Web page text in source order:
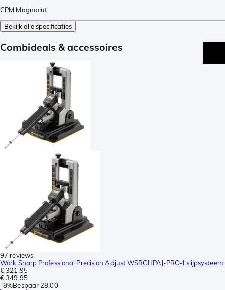
CPM Magnacut
Bekijk alle specificaties
Combideals & accessoires
97 reviews
Work Sharp Professional Precision Adjust WSBCHPAJ-PRO-I slijpsysteem
€ 321,95
€ 349,95
-8%Bespaar 28,00